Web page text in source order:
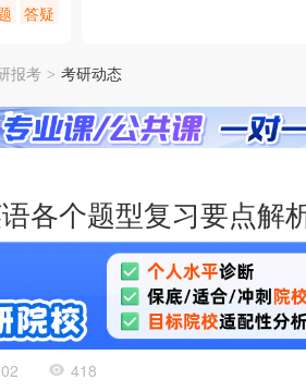
答疑
报考 > 考研动态
各个题型复习要点解
418